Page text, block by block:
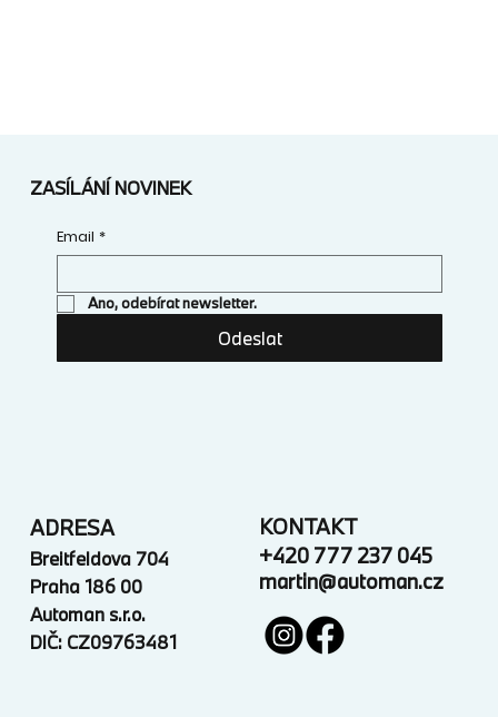
ZASÍLÁNÍ NOVINEK
Email *
Ano, odebírat newsletter.
Odeslat
ADRESA
Breitfeldova 704
Praha 186 00
Automan s.r.o.
DIČ: CZ09763481
KONTAKT
+420 777 237 045
martin@automan.cz